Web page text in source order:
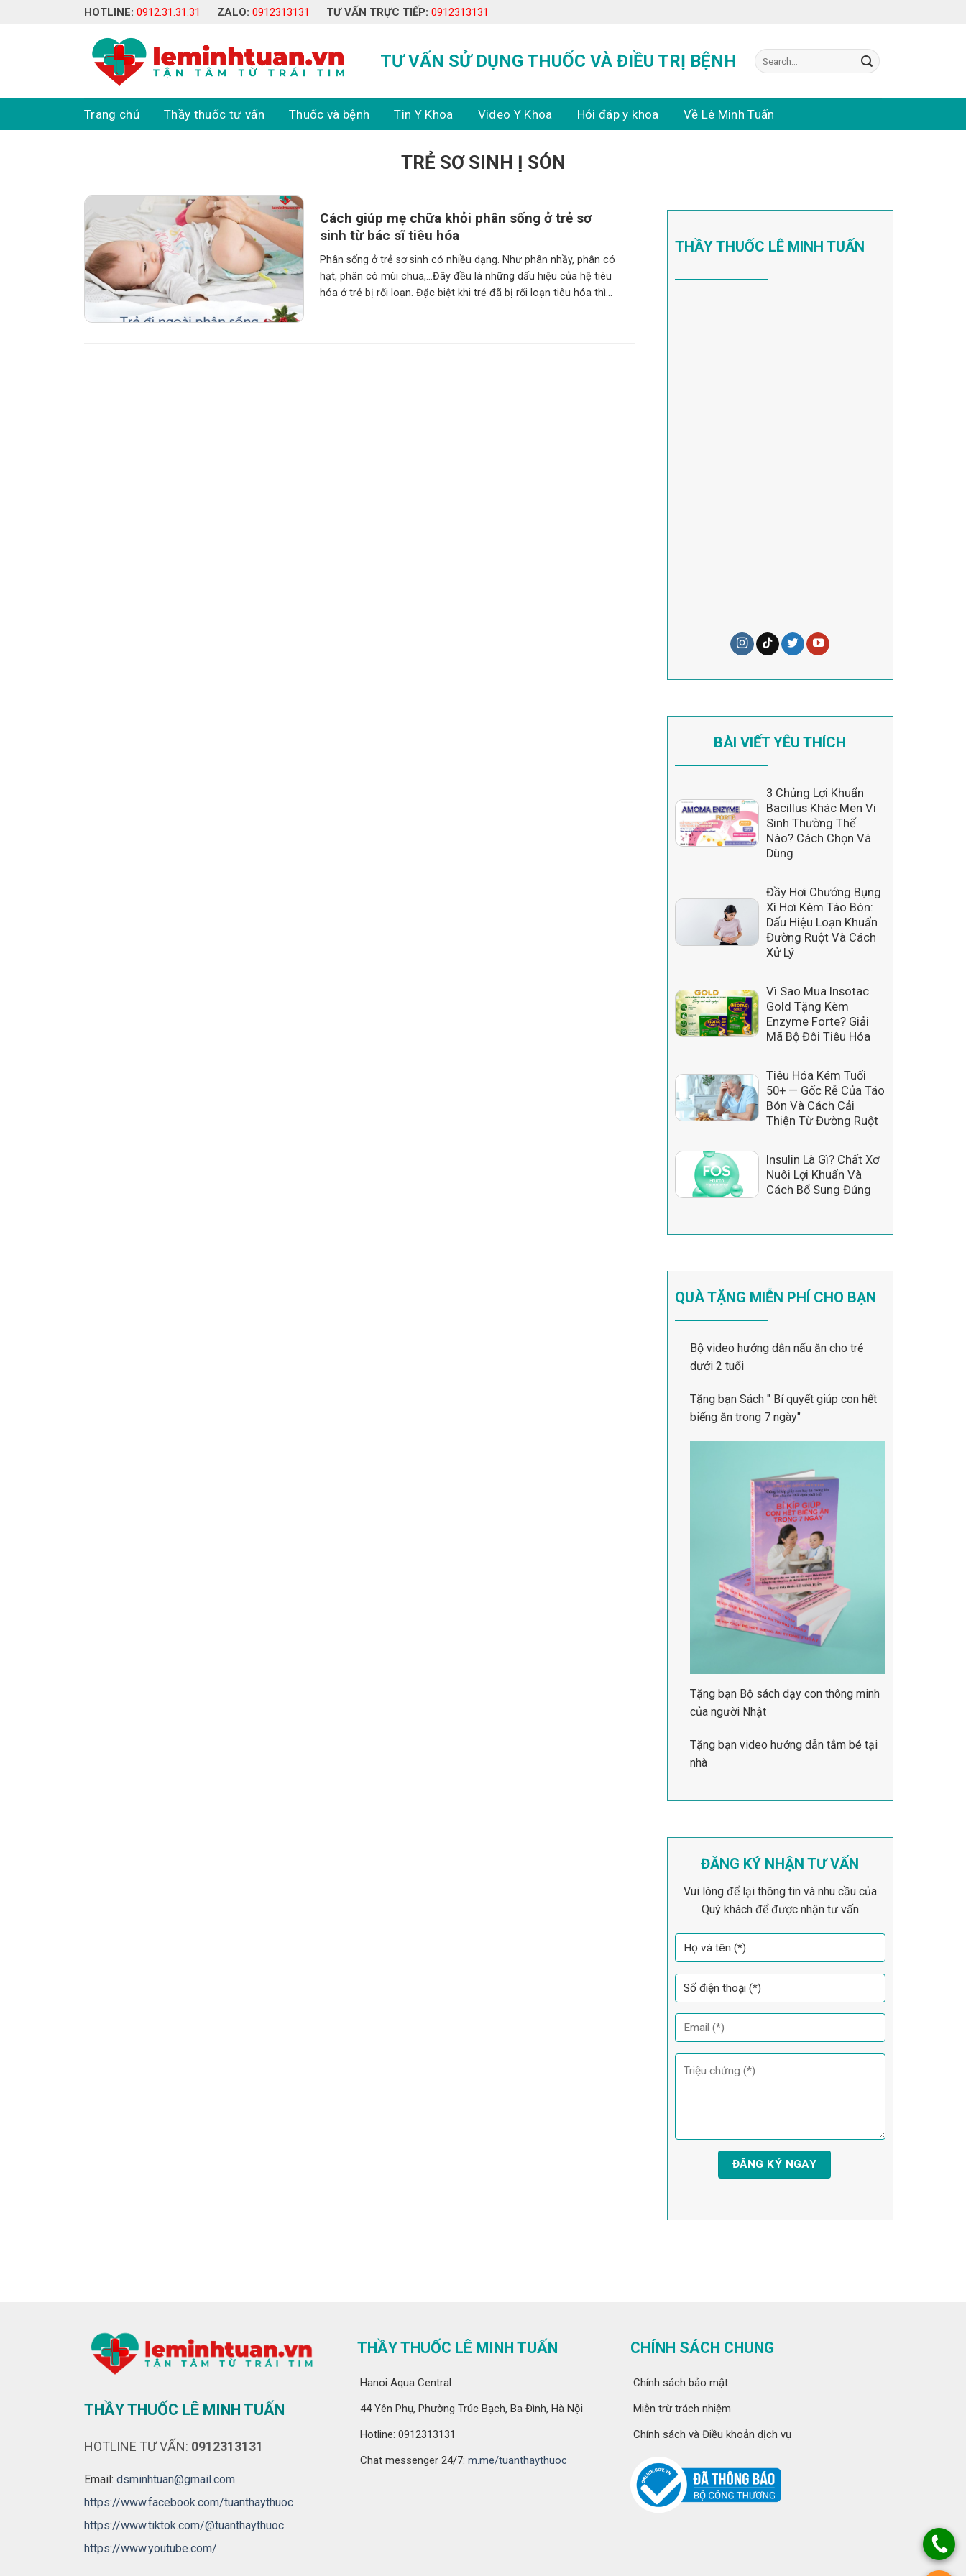
HOTLINE: 0912.31.31.31 ZALO: 0912313131 TƯ VẤN TRỰC TIẾP: 0912313131
TƯ VẤN SỬ DỤNG THUỐC VÀ ĐIỀU TRỊ BỆNH
Search
for:
Trang chủ Thầy thuốc tư vấn Thuốc và bệnh Tin Y Khoa Video Y Khoa Hỏi đáp y khoa Về Lê Minh Tuấn
TRẺ SƠ SINH Ị SÓN
Cách giúp mẹ chữa khỏi phân sống ở trẻ sơ
sinh từ bác sĩ tiêu hóa
Phân sống ở trẻ sơ sinh có nhiều dạng. Như phân nhầy, phân có
hạt, phân có mùi chua,…Đây đều là những dấu hiệu của hệ tiêu
hóa ở trẻ bị rối loạn. Đặc biệt khi trẻ đã bị rối loạn tiêu hóa thì
THẦY THUỐC LÊ MINH TUẤN
BÀI VIẾT YÊU THÍCH
3 Chủng Lợi Khuẩn
Bacillus Khác Men Vi
Sinh Thường Thế
Nào? Cách Chọn Và
Dùng
Đầy Hơi Chướng Bụng
Xì Hơi Kèm Táo Bón:
Dấu Hiệu Loạn Khuẩn
Đường Ruột Và Cách
Xử Lý
Vì Sao Mua Insotac
Gold Tặng Kèm
Enzyme Forte? Giải
Mã Bộ Đôi Tiêu Hóa
Tiêu Hóa Kém Tuổi
50+ — Gốc Rễ Của Táo
Bón Và Cách Cải
Thiện Từ Đường Ruột
Insulin Là Gì? Chất Xơ
Nuôi Lợi Khuẩn Và
Cách Bổ Sung Đúng
QUÀ TẶNG MIỄN PHÍ CHO BẠN
Bộ video hướng dẫn nấu ăn cho trẻ
dưới 2 tuổi
Tặng bạn Sách " Bí quyết giúp con hết
biếng ăn trong 7 ngày"
Tặng bạn Bộ sách dạy con thông minh
của người Nhật
Tặng bạn video hướng dẫn tắm bé tại
nhà
ĐĂNG KÝ NHẬN TƯ VẤN
Vui lòng để lại thông tin và nhu cầu của
Quý khách để được nhận tư vấn
THẦY THUỐC LÊ MINH TUẤN
HOTLINE TƯ VẤN: 0912313131
Email: dsminhtuan@gmail.com
https://www.facebook.com/tuanthaythuoc
https://www.tiktok.com/@tuanthaythuoc
https://www.youtube.com/
THẦY THUỐC LÊ MINH TUẤN
Hanoi Aqua Central
44 Yên Phụ, Phường Trúc Bạch, Ba Đình, Hà Nội
Hotline: 0912313131
Chat messenger 24/7: m.me/tuanthaythuoc
CHÍNH SÁCH CHUNG
Chính sách bảo mật
Miễn trừ trách nhiệm
Chính sách và Điều khoản dịch vụ